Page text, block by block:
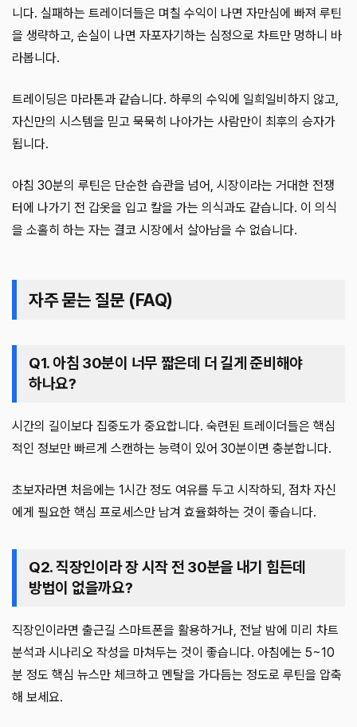
니다. 실패하는 트레이더들은 며칠 수익이 나면 자만심에 빠져 루틴
을 생략하고, 손실이 나면 자포자기하는 심정으로 차트만 멍하니 바
라봅니다.
트레이딩은 마라톤과 같습니다. 하루의 수익에 일희일비하지 않고,
자신만의 시스템을 믿고 묵묵히 나아가는 사람만이 최후의 승자가
됩니다.
아침 30분의 루틴은 단순한 습관을 넘어, 시장이라는 거대한 전쟁
터에 나가기 전 갑옷을 입고 칼을 가는 의식과도 같습니다. 이 의식
을 소홀히 하는 자는 결코 시장에서 살아남을 수 없습니다.
자주 묻는 질문 (FAQ)
Q1. 아침 30분이 너무 짧은데 더 길게 준비해야
하나요?
시간의 길이보다 집중도가 중요합니다. 숙련된 트레이더들은 핵심
적인 정보만 빠르게 스캔하는 능력이 있어 30분이면 충분합니다.
초보자라면 처음에는 1시간 정도 여유를 두고 시작하되, 점차 자신
에게 필요한 핵심 프로세스만 남겨 효율화하는 것이 좋습니다.
Q2. 직장인이라 장 시작 전 30분을 내기 힘든데
방법이 없을까요?
직장인이라면 출근길 스마트폰을 활용하거나, 전날 밤에 미리 차트
분석과 시나리오 작성을 마쳐두는 것이 좋습니다. 아침에는 5~10
분 정도 핵심 뉴스만 체크하고 멘탈을 가다듬는 정도로 루틴을 압축
해 보세요.